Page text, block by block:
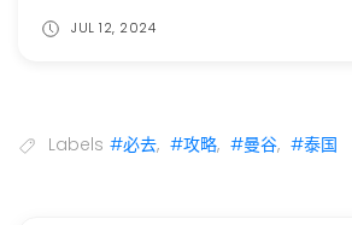
JUL 12, 2024
Labels #必去, #攻略, #曼谷, #泰国